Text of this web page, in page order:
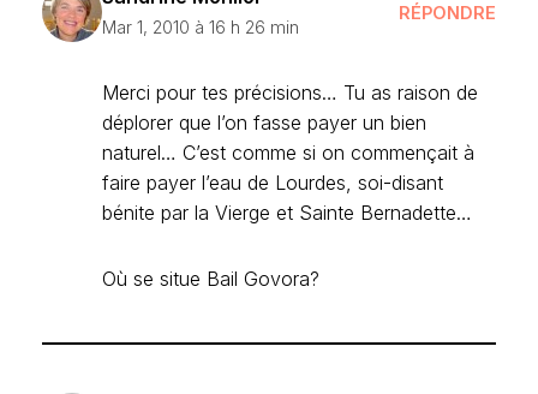
Mar 1, 2010 à 16 h 26 min
RÉPONDRE
Merci pour tes précisions… Tu as raison de
déplorer que l’on fasse payer un bien
naturel… C’est comme si on commençait à
faire payer l’eau de Lourdes, soi-disant
bénite par la Vierge et Sainte Bernadette…
Où se situe Bail Govora?